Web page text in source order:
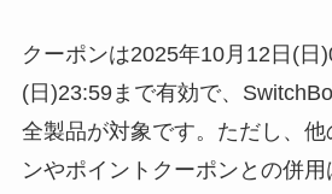
クーポンは2025年10月12日(日
(日)23:59まで有効で、
全製品が対象です。ただし、
ンやポイントクーポンとの併